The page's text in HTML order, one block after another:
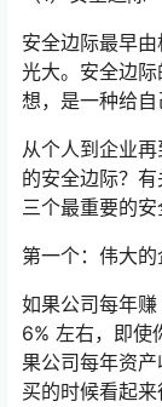
安全边际最早
光大。安全边
想，是一种给自
从个人到企业
的安全边际？
三个最重要的安
第一个：伟大
如果公司每年
6% 左右，即使
果公司每年资
买的时候看起